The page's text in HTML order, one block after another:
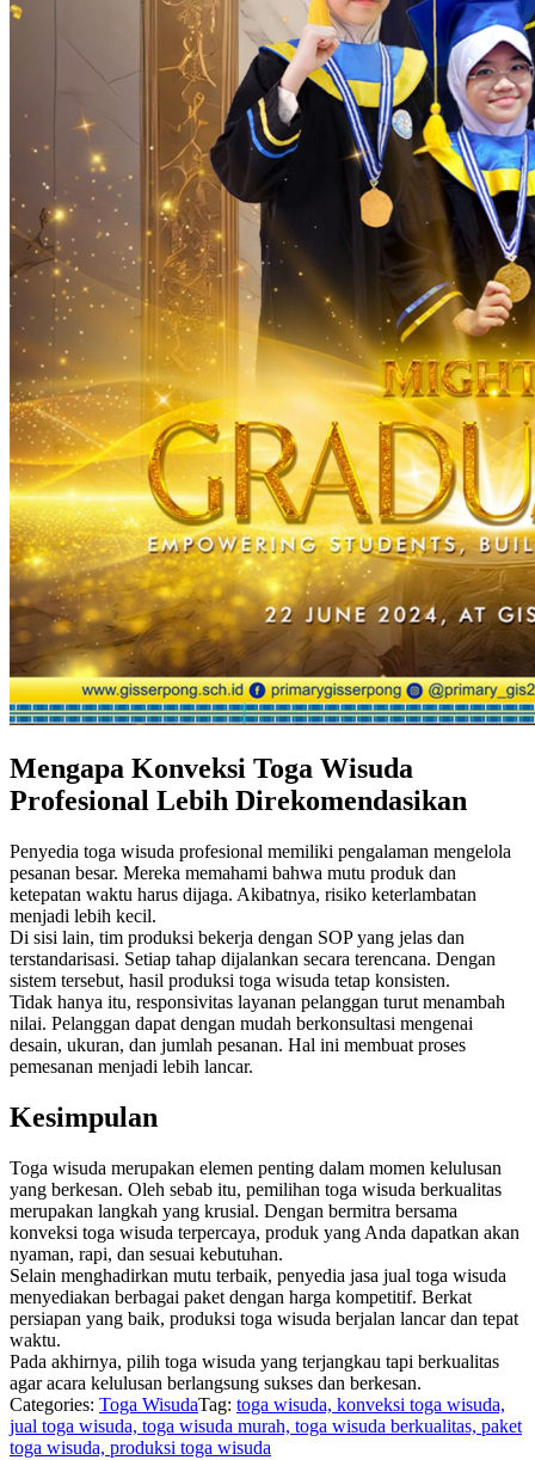
Mengapa Konveksi Toga Wisuda
Profesional Lebih Direkomendasikan
Penyedia toga wisuda profesional memiliki pengalaman mengelola
pesanan besar. Mereka memahami bahwa mutu produk dan
ketepatan waktu harus dijaga. Akibatnya, risiko keterlambatan
menjadi lebih kecil.
Di sisi lain, tim produksi bekerja dengan SOP yang jelas dan
terstandarisasi. Setiap tahap dijalankan secara terencana. Dengan
sistem tersebut, hasil produksi toga wisuda tetap konsisten.
Tidak hanya itu, responsivitas layanan pelanggan turut menambah
nilai. Pelanggan dapat dengan mudah berkonsultasi mengenai
desain, ukuran, dan jumlah pesanan. Hal ini membuat proses
pemesanan menjadi lebih lancar.
Kesimpulan
Toga wisuda merupakan elemen penting dalam momen kelulusan
yang berkesan. Oleh sebab itu, pemilihan toga wisuda berkualitas
merupakan langkah yang krusial. Dengan bermitra bersama
konveksi toga wisuda terpercaya, produk yang Anda dapatkan akan
nyaman, rapi, dan sesuai kebutuhan.
Selain menghadirkan mutu terbaik, penyedia jasa jual toga wisuda
menyediakan berbagai paket dengan harga kompetitif. Berkat
persiapan yang baik, produksi toga wisuda berjalan lancar dan tepat
waktu.
Pada akhirnya, pilih toga wisuda yang terjangkau tapi berkualitas
agar acara kelulusan berlangsung sukses dan berkesan.
Categories: Toga WisudaTag: toga wisuda, konveksi toga wisuda,
jual toga wisuda, toga wisuda murah, toga wisuda berkualitas, paket
toga wisuda, produksi toga wisuda